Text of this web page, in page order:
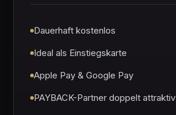
Dauerhaft kostenlos
Ideal als Einstiegskarte
Apple Pay & Google Pay
PAYBACK-Partner doppelt attraktiv